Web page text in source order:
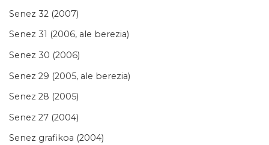
Senez 32 (2007)
Senez 31 (2006, ale berezia)
Senez 30 (2006)
Senez 29 (2005, ale berezia)
Senez 28 (2005)
Senez 27 (2004)
Senez grafikoa (2004)